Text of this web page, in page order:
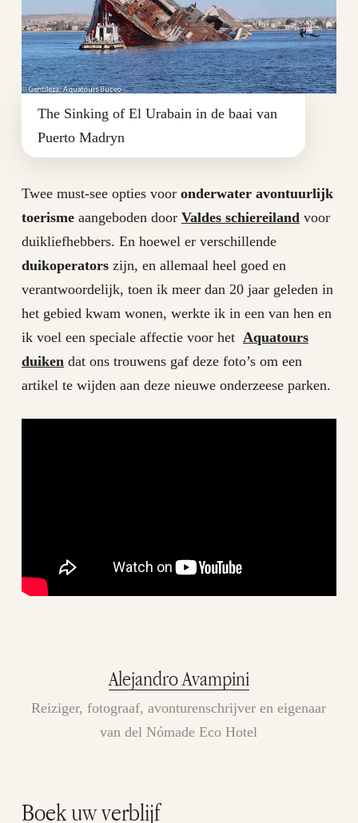
The Sinking of El Urabain in de baai van
Puerto Madryn
Twee must-see opties voor onderwater avontuurlijk
toerismeaangeboden door Valdes schiereilandvoor
duikliefhebbers. En hoewel er verschillende
duikoperatorszijn, en allemaal heel goed en
verantwoordelijk, toen ik meer dan 20 jaar geleden in
het gebied kwam wonen, werkte ik in een van hen en
ik voel een speciale affectie voor het Aquatours
duikendat ons trouwens gaf deze foto’s om een ​​
artikel te wijden aan deze nieuwe onderzeese parken.
Alejandro Avampini
Reiziger, fotograaf, avonturenschrijver en eigenaar
van del Nómade Eco Hotel
Boek uw verblijf